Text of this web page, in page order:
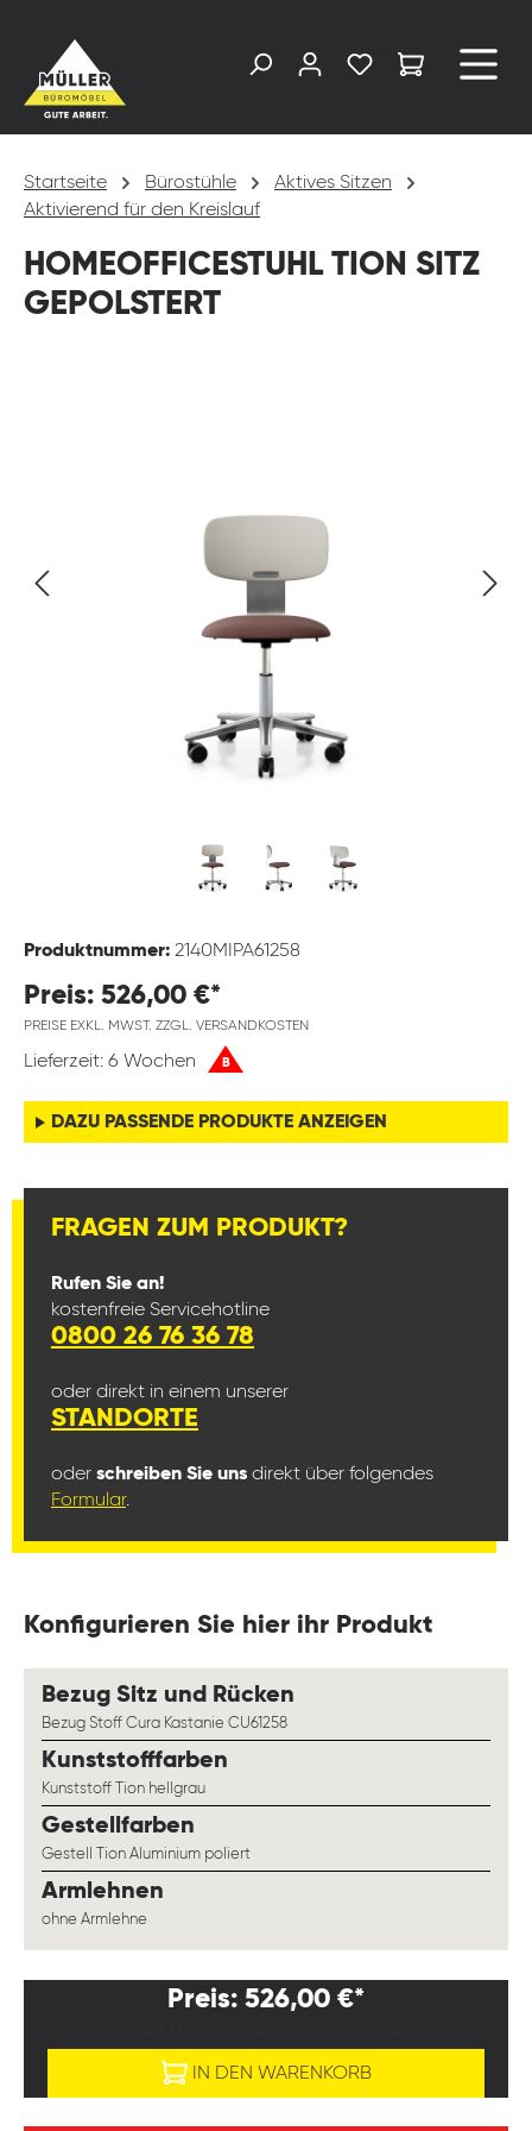
Startseite Bürostühle
Aktives Sitzen
Aktivierend für den Kreislauf
HOMEOFFICESTUHL TION SITZ
GEPOLSTERT
Produktnummer: 2140MIPA61258
Preis: 526,00 €*
PREISE EXKL. MWST. ZZGL. VERSANDKOSTEN
Lieferzeit: 6 Wochen B
DAZU PASSENDE PRODUKTE ANZEIGEN
FRAGEN ZUM PRODUKT?
Rufen Sie an!
kostenfreie Servicehotline
0800 26 76 36 78
oder direkt in einem unserer
STANDORTE
oder schreiben Sie uns direkt über folgendes
Formular.
Konfigurieren Sie hier ihr Produkt
Bezug Sitz und Rücken
Bezug Stoff Cura Kastanie CU61258
Kunststofffarben
Kunststoff Tion hellgrau
Gestellfarben
Gestell Tion Aluminium poliert
Armlehnen
ohne Armlehne
Preis: 526,00 €*
IN DEN WARENKORB